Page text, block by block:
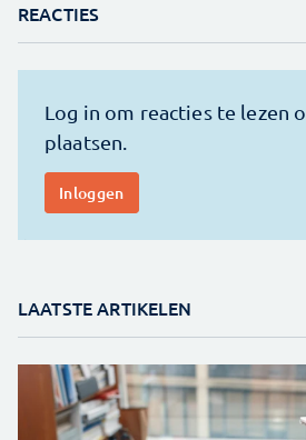
REACTIES
LAATSTE ARTIKELEN